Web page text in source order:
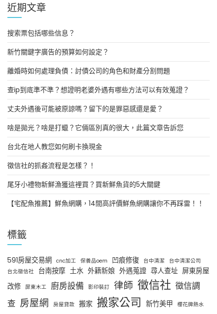
近期文章
搜索票包括哪些信息？
新竹關鍵字廣告的預算如何設定？
離婚時如何處理負債：討債公司的角色和財產分割問題
查ip到底準不準？想證明老婆外遇有哪些方法可以有效蒐證？
丈夫外遇後可能被原諒嗎？留下的是罪惡感還是愛？
啥是拋光？啥是打蠟？它倆區別真的很大，此篇文章告訴您
台北在地人教您如何刷卡換現金
徵信社的抓姦流程是怎樣？！
尾牙小禮物新鮮漁獲這裡買？買新鮮魚貨的5大關鍵
【宅配魚推薦】鮮魚網購，14間高評價鮮魚網購讓你不再踩雷！！
標籤
591房屋交易網 cnc加工 保養品oem 凹痕修復 台中清潔
台中清潔公司
台北徵信社
台南按摩 土水 外籍新娘 外遇蒐證 尋人查址 屏東房屋
改修 屏東木工 廚房設備 影印裝訂 律師 徵信社 徵信調
查 房屋網 房屋貸款 搬家 搬家公司 新竹美甲 櫻花牌熱水